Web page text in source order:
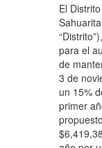
El
para el
de
3 de
un 15%
primer